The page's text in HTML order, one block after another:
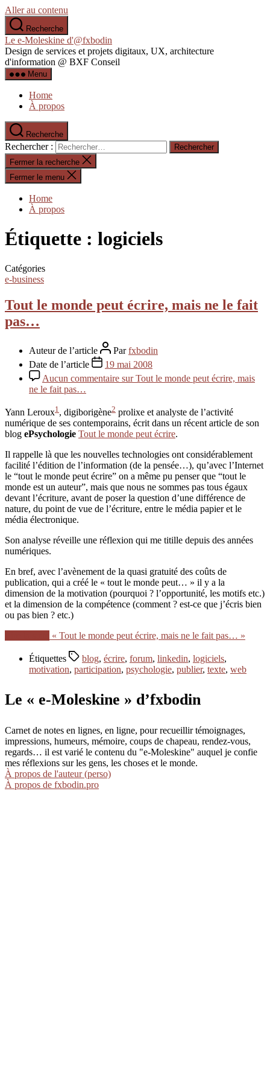
Aller au contenu
Recherche
Le e-Moleskine d'@fxbodin
Design de services et projets digitaux, UX, architecture
d'information @ BXF Conseil
Menu
Home
À propos
Recherche
Rechercher :
Fermer la recherche
Fermer le menu
Home
À propos
Étiquette : logiciels
Catégories
e-business
Tout le monde peut écrire, mais ne le fait
pas…
Auteur de l’article Parfxbodin
Date de l’article
19 mai 2008
Aucun commentaire sur Tout le monde peut écrire, mais
ne le fait pas…
Yann Leroux1 , digiborigène2 prolixe et analyste de l’activité
numérique de ses contemporains, écrit dans un récent article de son
blog ePsychologie Tout le monde peut écrire.
Il rappelle là que les nouvelles technologies ont considérablement
facilité l’édition de l’information (de la pensée…), qu’avec l’Internet
le “tout le monde peut écrire” on a même pu penser que “tout le
monde est un auteur”, mais que nous ne sommes pas tous égaux
devant l’écriture, avant de poser la question d’une différence de
nature, du point de vue de l’écriture, entre le média papier et le
média électronique.
Son analyse réveille une réflexion qui me titille depuis des années
numériques.
En bref, avec l’avènement de la quasi gratuité des coûts de
publication, qui a créé le « tout le monde peut… » il y a la
dimension de la motivation (pourquoi ? l’opportunité, les motifs etc.)
et la dimension de la compétence (comment ? est-ce que j’écris bien
ou pas bien ? etc.)
« Tout le monde peut écrire, mais ne le fait pas… »
Étiquettes blog, écrire, forum, linkedin, logiciels,
motivation, participation, psychologie, publier, texte, web
Le « e-Moleskine » d’fxbodin
Carnet de notes en lignes, en ligne, pour recueillir témoignages,
impressions, humeurs, mémoire, coups de chapeau, rendez-vous,
regards… il est varié le contenu du "e-Moleskine" auquel je confie
mes réflexions sur les gens, les choses et le monde.
À propos de l'auteur (perso)
À propos de fxbodin.pro